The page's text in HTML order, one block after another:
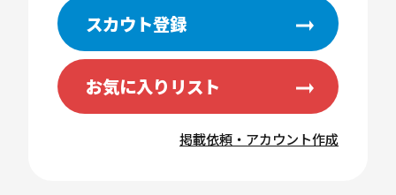
スカウト登録
お気に入りリスト
掲載依頼・アカウント作成